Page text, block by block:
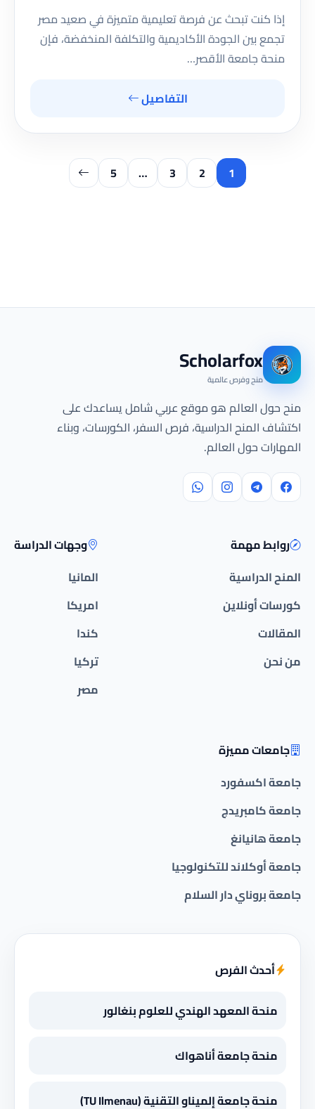
إذا كنت تبحث عن فرصة تعليمية متميزة في صعيد مصر
تجمع بين الجودة الأكاديمية والتكلفة المنخفضة، فإن
منحة جامعة الأقصر…
التفاصيل
1
2
3
…
5
Scholarfox
منح وفرص عالمية
منح حول العالم هو موقع عربي شامل يساعدك على
اكتشاف المنح الدراسية، فرص السفر، الكورسات، وبناء
المهارات حول العالم.
روابط مهمة
المنح الدراسية
كورسات أونلاين
المقالات
من نحن
وجهات الدراسة
المانيا
امريكا
كندا
تركيا
مصر
جامعات مميزة
جامعة اكسفورد
جامعة كامبريدج
جامعة هانيانغ
جامعة أوكلاند للتكنولوجيا
جامعة بروناي دار السلام
أحدث الفرص
منحة المعهد الهندي للعلوم بنغالور
منحة جامعة أناهواك
منحة جامعة إلميناو التقنية (TU Ilmenau)